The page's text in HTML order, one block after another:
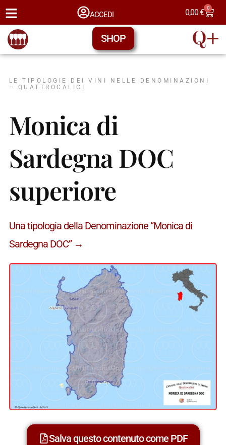
ACCEDI 0,00€ 0
SHOP
LE TIPOLOGIE DEI VINI NELLE DENOMINAZIONI
– QUATTROCALICI
Monica di
Sardegna DOC
superiore
Una tipologia della Denominazione “Monica di
Sardegna DOC” →
Salva questo contenuto come PDF